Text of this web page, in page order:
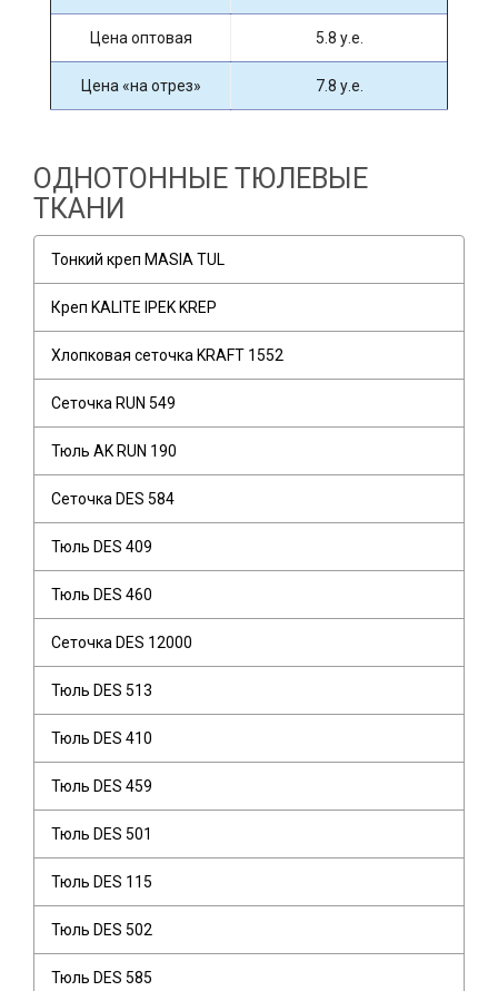
Цена оптовая 5.8 у.е.
Цена «на отрез» 7.8 у.е.
ОДНОТОННЫЕ ТЮЛЕВЫЕ
ТКАНИ
Тонкий креп MASIA TUL
Креп KALITE IPEK KREP
Хлопковая сеточка KRAFT 1552
Сеточка RUN 549
Тюль AK RUN 190
Сеточка DES 584
Тюль DES 409
Тюль DES 460
Сеточка DES 12000
Тюль DES 513
Тюль DES 410
Тюль DES 459
Тюль DES 501
Тюль DES 115
Тюль DES 502
Тюль DES 585